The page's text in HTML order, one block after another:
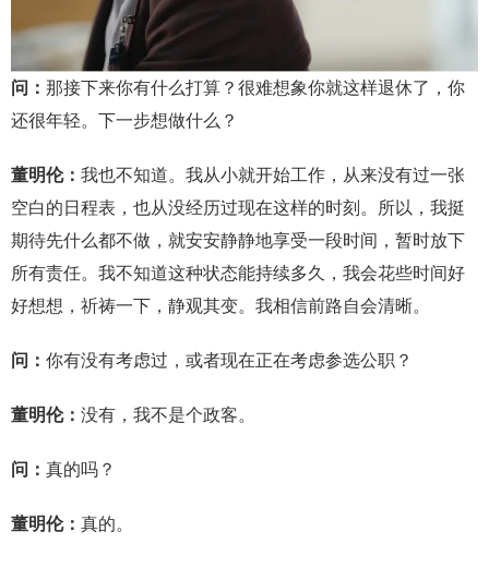
问： 那接下来你有什么打算？很难想象你就这样退休了，你
还很年轻。下一步想做什么？
董明伦： 我也不知道。我从小就开始工作，从来没有过一张
空白的日程表，也从没经历过现在这样的时刻。所以，我挺
期待先什么都不做，就安安静静地享受一段时间，暂时放下
所有责任。我不知道这种状态能持续多久，我会花些时间好
好想想，祈祷一下，静观其变。我相信前路自会清晰。
问： 你有没有考虑过，或者现在正在考虑参选公职？
董明伦： 没有，我不是个政客。
问： 真的吗？
董明伦： 真的。